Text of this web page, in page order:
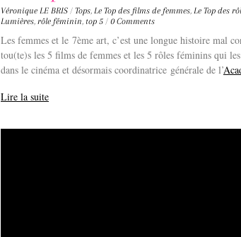
Véronique LE BRIS / Tops, Le Top des films de femmes, Le Top des
Lumières, rôle féminin, top 5 / 0 Comments
Les femmes et le 7ème art, c’est une longue histoire mal
tou(te)s les 5 films de femmes et les 5 rôles féminins qui
dans le cinéma et désormais coordinatrice générale de l’
Lire la suite